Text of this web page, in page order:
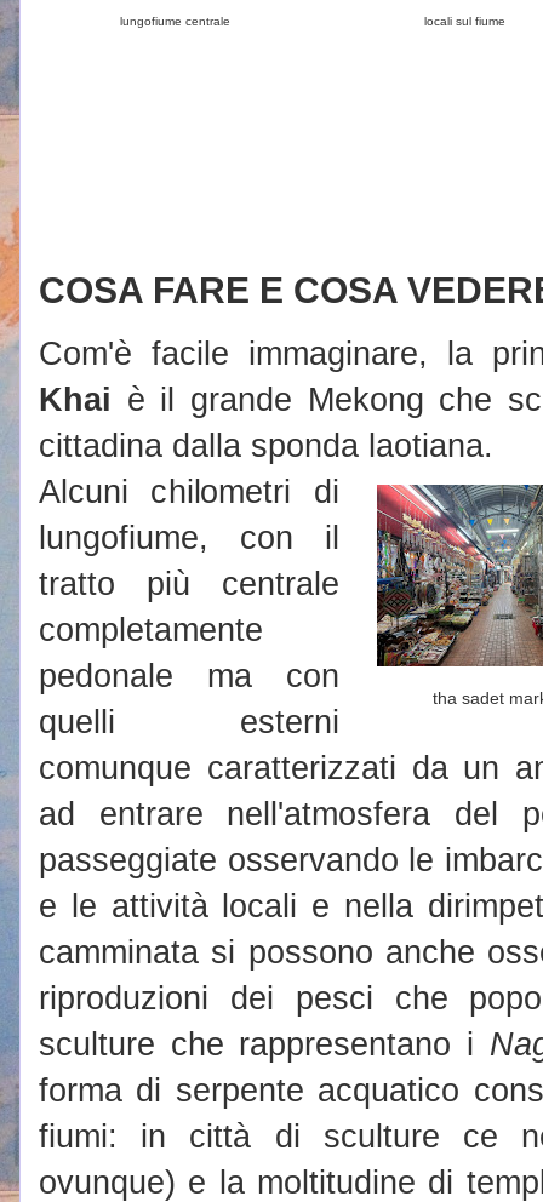
lungofiume centrale locali sul fiume
COSA FARE E COSA
Com'è facile immaginare, la
Khai è il grande Mekong che
cittadina dalla sponda laotiana.
tha sadet
Alcuni chilometri di
lungofiume, con il
tratto più centrale
completamente
pedonale ma con
quelli esterni
comunque caratterizzati da un
ad entrare nell'atmosfera del
passeggiate osservando le
e le attività locali e nella
camminata si possono anche
riproduzioni dei pesci che
sculture che rappresentano i
forma di serpente acquatico
fiumi: in città di sculture ce
ovunque) e la moltitudine di